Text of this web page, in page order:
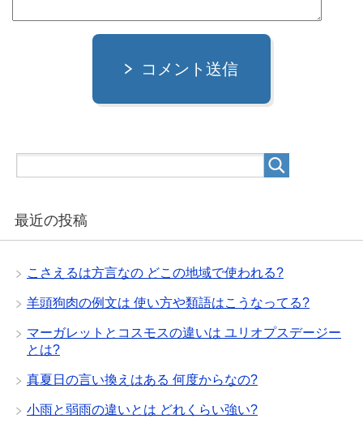
コメント送信
最近の投稿
こさえるは方言なの どこの地域で使われる?
羊頭狗肉の例文は 使い方や類語はこうなってる?
マーガレットとコスモスの違いは ユリオプスデージー
とは?
真夏日の言い換えはある 何度からなの?
小雨と弱雨の違いとは どれくらい強い?